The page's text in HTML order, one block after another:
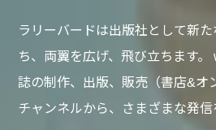
ラリーバードは出版社として新
ち、両翼を広げ、飛び立ちます。
誌の制作、出版、販売（書店&オ
チャンネルから、さまざまな発信